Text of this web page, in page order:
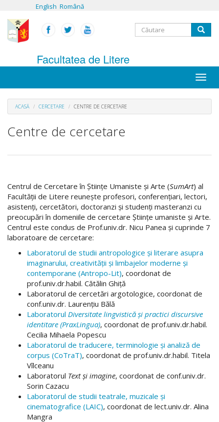
conţinutul
principal
English Română
Formular
căutare
Facultatea de Litere
Toggle
ACASĂ CERCETARE CENTRE DE CERCETARE
Centre de cercetare
Centrul de Cercetare în Științe Umaniste și Arte (SumArt) al
Facultății de Litere reunește profesori, conferențiari, lectori,
asistenți, cercetători, doctoranzi și studenți masteranzi cu
preocupări în domeniile de cercetare Științe umaniste și Arte.
Centrul este condus de Prof.univ.dr. Nicu Panea și cuprinde 7
laboratoare de cercetare:
Laboratorul de studii antropologice și literare asupra
imaginarului, creativității și limbajelor moderne și
contemporane (Antropo-Lit), coordonat de
prof.univ.dr.habil. Cătălin Ghiță
Laboratorul de cercetări argotologice, coordonat de
conf.univ.dr. Laurențiu Bălă
Laboratorul Diversitate lingvistică și practici discursive
identitare (PraxLingua), coordonat de prof.univ.dr.habil.
Cecilia Mihaela Popescu
Laboratorul de traducere, terminologie și analiză de
corpus (CoTraT), coordonat de prof.univ.dr.habil. Titela
Vîlceanu
Laboratorul Text și imagine, coordonat de conf.univ.dr.
Sorin Cazacu
Laboratorul de studii teatrale, muzicale și
cinematografice (LAIC), coordonat de lect.univ.dr. Alina
Mangra